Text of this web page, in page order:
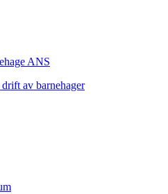
ANS
av barnehager